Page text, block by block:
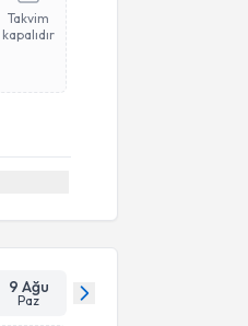
Takvim
kapalıdır
9 Ağu
Paz